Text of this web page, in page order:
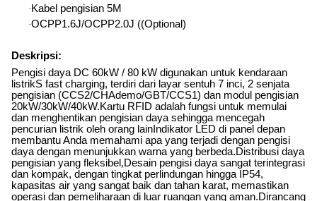
· Kabel pengisian 5M
·OCPP1.6J/OCPP2.0J ((Optional)
Deskripsi:
Pengisi daya DC 60kW / 80 kW digunakan untuk kendaraan
listrikS fast charging, terdiri dari layar sentuh 7 inci, 2 senjata
pengisian (CCS2/CHAdemo/GBT/CCS1) dan modul pengisian
20kW/30kW/40kW.Kartu RFID adalah fungsi untuk memulai
dan menghentikan pengisian daya sehingga mencegah
pencurian listrik oleh orang lainIndikator LED di panel depan
membantu Anda memahami apa yang terjadi dengan pengisi
daya dengan menunjukkan warna yang berbeda.Distribusi daya
pengisian yang fleksibel ,Desain pengisi daya sangat terintegrasi
dan kompak, dengan tingkat perlindungan hingga IP54,
kapasitas air yang sangat baik dan tahan karat, memastikan
operasi dan pemeliharaan di luar ruangan yang aman.Dirancang